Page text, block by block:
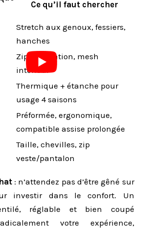
Ce qu’il faut chercher
Stretch aux genoux, fessiers,
hanches
Zips d’aération, mesh
intérieur
Thermique + étanche pour
usage 4 saisons
Préformée, ergonomique,
compatible assise prolongée
Taille, chevilles, zip
veste/pantalon
: n’attendez pas d’être gêné sur
investir dans le confort. Un
réglable et bien coupé
votre expérience,